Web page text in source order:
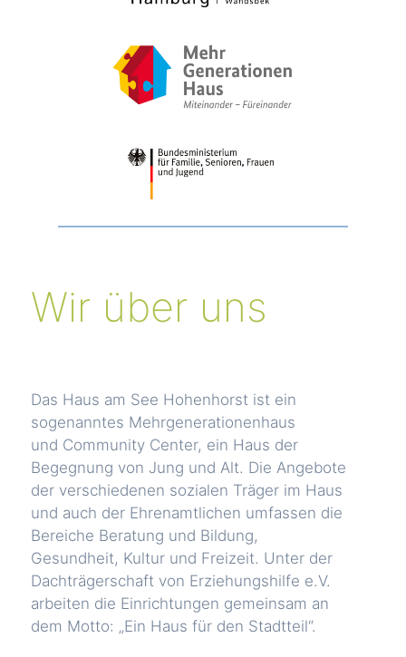
Wir über uns
Das Haus am See Hohenhorst ist ein
sogenanntes Mehrgenerationenhaus
und Community Center, ein Haus der
Begegnung von Jung und Alt. Die Angebote
der verschiedenen sozialen Träger im Haus
und auch der Ehrenamtlichen umfassen die
Bereiche Beratung und Bildung,
Gesundheit, Kultur und Freizeit. Unter der
Dachträgerschaft von Erziehungshilfe e.V.
arbeiten die Einrichtungen gemeinsam an
dem Motto: „Ein Haus für den Stadtteil“.